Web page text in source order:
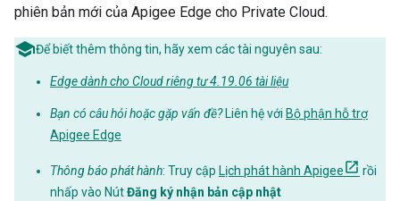
phiên bản mới của Apigee Edge cho Private Cloud.
Để biết thêm thông tin, hãy xem các tài nguyên sau:
Edge dành cho Cloud riêng tư 4.19.06 tài liệu
Bạn có câu hỏi hoặc gặp vấn đề?Liên hệ với Bộ phận hỗ trợ
Apigee Edge
Thông báo phát hành: Truy cập Lịch phát hành Apigee
rồi
nhấp vào NútĐăng ký nhận bản cập nhật